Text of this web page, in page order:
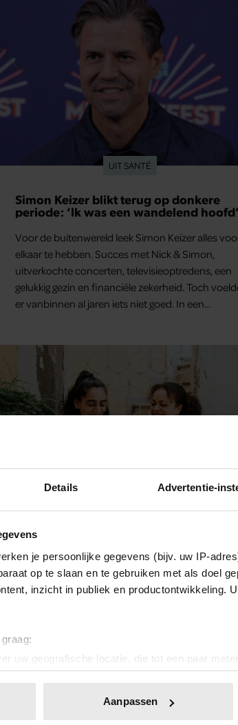
Details Advertentie-
je persoonlijke gegevens (bijv. uw IP-
op te slaan en te gebruiken met als doel
inzicht in publiek en productontwikkeling.
uw geografische locatie, die tot een paar
het actief te scannen op specifieke
of intrekken in de Cookieverklaring.
Aanpassen
UIT SANTÉ
Simon Keizer blikt terug op donkere
periode: ‘Ik was een wandelend hoofd’
Voor de buitenwereld leek Simon Keizer alles
elkaar te hebben. Succes met Nick & Simon,
uitverkochte concerten, televisieoptredens, een
gelukkig gezin en financiële zekerheid. Toch
er vanbinnen al jaren iets niet goed. In een
steeds verder van zijn gevoel verwijderd raakte.
Hoe ongezond zijn ijsjes?
Waterijsjes, softijs, roomijs: het ene ijsje is
dan het andere. Voor welk ijs moet je kiezen als je